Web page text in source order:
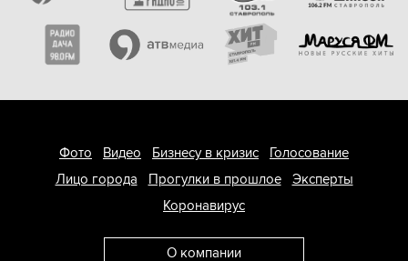
Фото Видео Бизнесу в кризис
Голосование
Лицо города
Прогулки в прошлое
Эксперты
Коронавирус
О компании